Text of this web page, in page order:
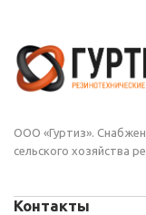
ООО «Гуртиз».
сельского хозяйства
Контакты